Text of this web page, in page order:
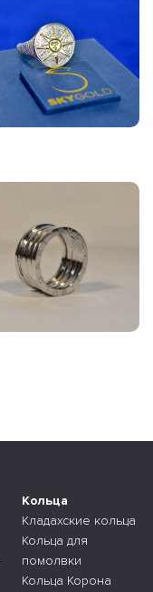
Кольца
Кладахские кольца
Кольца для
помолвки
Кольца Корона